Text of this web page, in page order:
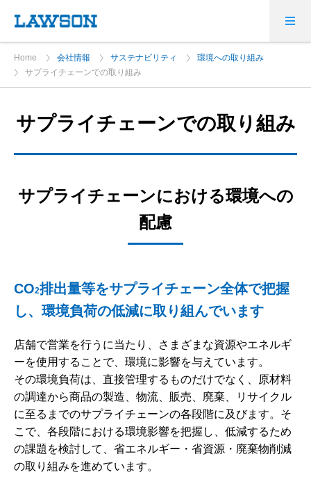
Home 会社情報 サステナビリティ
環境への取り組み
サプライチェーンでの取り組み
サプライチェーンでの取り組み
サプライチェーンにおける環境への
配慮
CO2排出量等をサプライチェーン全体で把握
し、環境負荷の低減に取り組んでいます
店舗で営業を行うに当たり、さまざまな資源やエネルギ
ーを使用することで、環境に影響を与えています。
その環境負荷は、直接管理するものだけでなく、原材料
の調達から商品の製造、物流、販売、廃棄、リサイクル
に至るまでのサプライチェーンの各段階に及びます。そ
こで、各段階における環境影響を把握し、低減するため
の課題を検討して、省エネルギー・省資源・廃棄物削減
の取り組みを進めています。